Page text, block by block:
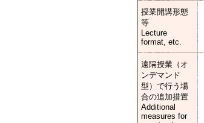
授業開講形態
等
Lecture
format, etc.
遠隔授業（オ
ンデマンド
型）で行う場
合の追加措置
Additional
measures for